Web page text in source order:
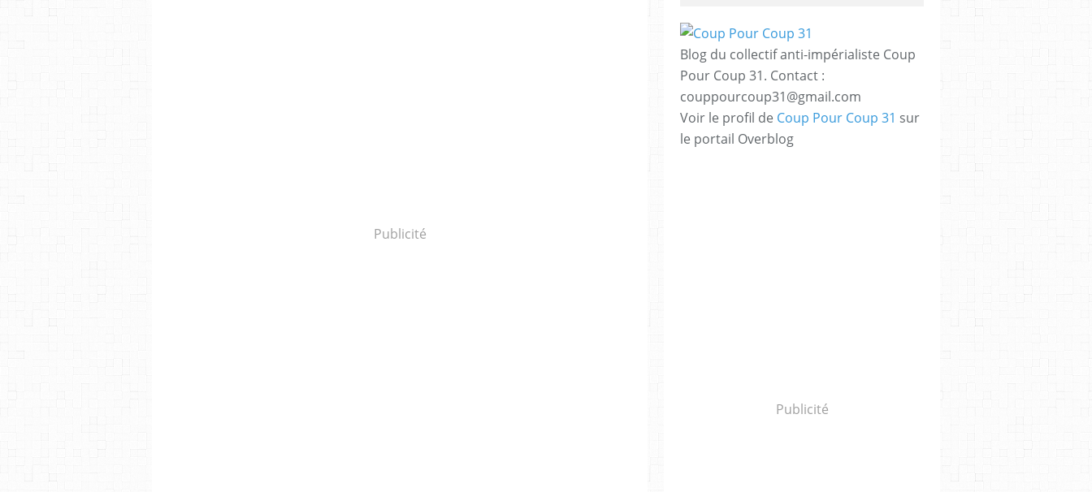
Publicité
Blog du collectif anti-impérialiste Coup
Pour Coup 31. Contact :
couppourcoup31@gmail.com
Voir le profil de Coup Pour Coup 31 sur
le portail Overblog
Publicité